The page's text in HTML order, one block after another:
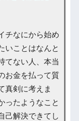
チなにから始め
いことはなんと
てない人、本当
お金を払って質
真剣に考えま
ったようなこと
己解決できてし